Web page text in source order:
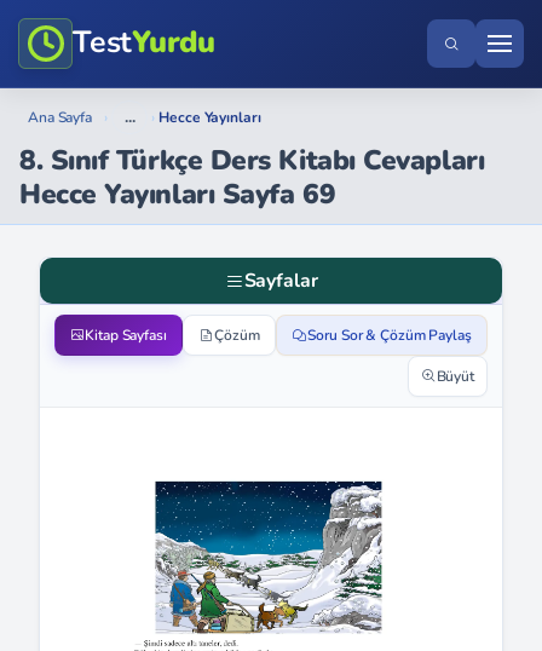
TestYurdu
Ana Sayfa › ... › Hecce Yayınları
8. Sınıf Türkçe Ders Kitabı Cevapları
Hecce Yayınları Sayfa 69
Sayfalar
Kitap Sayfası Çözüm Soru Sor & Çözüm Paylaş
Büyüt